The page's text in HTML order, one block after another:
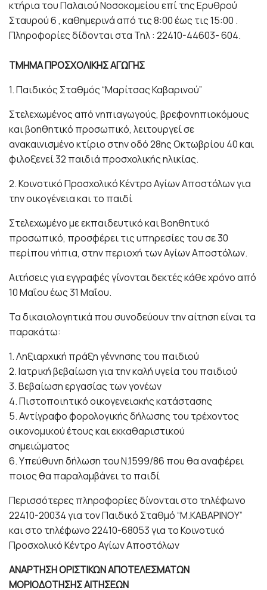
κτήρια του Παλαιού Νοσοκομείου επί της Ερυθρού
Σταυρού 6 , καθημερινά από τις 8:00 έως τις 15:00 .
Πληροφορίες δίδονται στα Τηλ : 22410-44603- 604.
ΤΜΗΜΑ ΠΡΟΣΧΟΛΙΚΗΣ ΑΓΩΓΗΣ
1. Παιδικός Σταθμός “Μαρίτσας Καβαρινού”
Στελεχωμένος από νηπιαγωγούς, βρεφονηπιοκόμους
και βοηθητικό προσωπικό, λειτουργεί σε
ανακαινισμένο κτίριο στην οδό 28ης Οκτωβρίου 40 και
φιλοξενεί 32 παιδιά προσχολικής ηλικίας.
2. Κοινοτικό Προσχολικό Κέντρο Αγίων Αποστόλων για
την οικογένεια και το παιδί
Στελεχωμένο με εκπαιδευτικό και Βοηθητικό
προσωπικό, προσφέρει τις υπηρεσίες του σε 30
περίπου νήπια, στην περιοχή των Αγίων Αποστόλων.
Αιτήσεις για εγγραφές γίνονται δεκτές κάθε χρόνο από
10 Μαΐου έως 31 Μαΐου.
Τα δικαιολογητικά που συνοδεύουν την αίτηση είναι τα
παρακάτω:
1. Ληξιαρχική πράξη γέννησης του παιδιού
2. Ιατρική βεβαίωση για την καλή υγεία του παιδιού
3. Βεβαίωση εργασίας των γονέων
4. Πιστοποιητικό οικογενειακής κατάστασης
5. Αντίγραφο φορολογικής δήλωσης του τρέχοντος
οικονομικού έτους και εκκαθαριστικού
σημειώματος
6. Υπεύθυνη δήλωση του Ν.1599/86 που θα αναφέρει
ποιος θα παραλαμβάνει το παιδί
Περισσότερες πληροφορίες δίνονται στο τηλέφωνο
22410-20034 για τον Παιδικό Σταθμό “Μ.ΚΑΒΑΡΙΝΟΥ”
και στο τηλέφωνο 22410-68053 για το Κοινοτικό
Προσχολικό Κέντρο Αγίων Αποστόλων
ΑΝΑΡΤΗΣΗ ΟΡΙΣΤΙΚΩΝ ΑΠΟΤΕΛΕΣΜΑΤΩΝ
ΜΟΡΙΟΔΟΤΗΣΗΣ ΑΙΤΗΣΕΩΝ